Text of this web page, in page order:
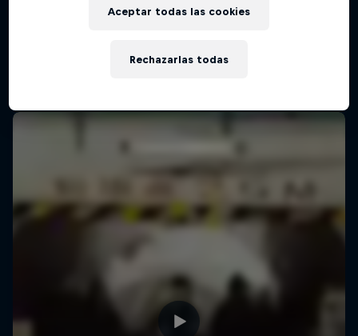
Rechazarlas todas
Aceptar todas las cookies